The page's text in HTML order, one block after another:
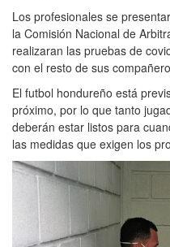
Los profesionales se
la Comisión Nacional de
realizaran las pruebas de
con el resto de sus
El futbol hondureño está
próximo, por lo que tanto
deberán estar listos para
las medidas que exigen los